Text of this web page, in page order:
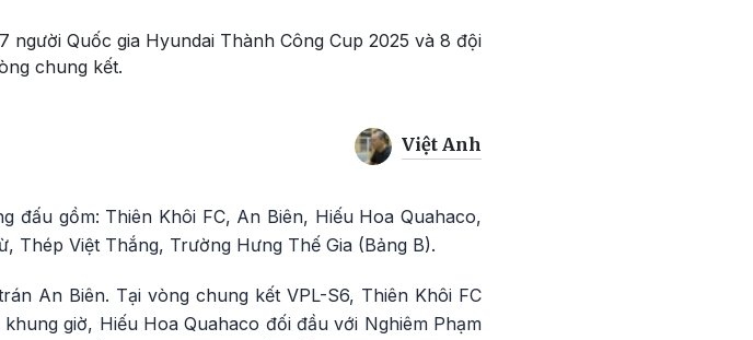
người Quốc gia Hyundai Thành Công Cup 2025 và 8 đội
chung kết.
Việt Anh
đấu gồm: Thiên Khôi FC, An Biên, Hiếu Hoa Quahaco,
Thép Việt Thắng, Trường Hưng Thế Gia (Bảng B).
An Biên. Tại vòng chung kết VPL-S6, Thiên Khôi FC
giờ, Hiếu Hoa Quahaco đối đầu với Nghiêm Phạm